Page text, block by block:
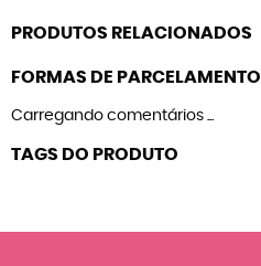
PRODUTOS RELACIONADOS
FORMAS DE PARCELAMENTO
Carregando comentários ...
TAGS DO PRODUTO